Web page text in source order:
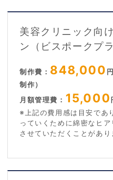
美容クリニック向
ン（ビスポークプラ
制作費： 848,000
制作）
月額管理費： 15,000
※上記の費用感は目安であ
っていくために綿密なヒ
させていただくことがあり